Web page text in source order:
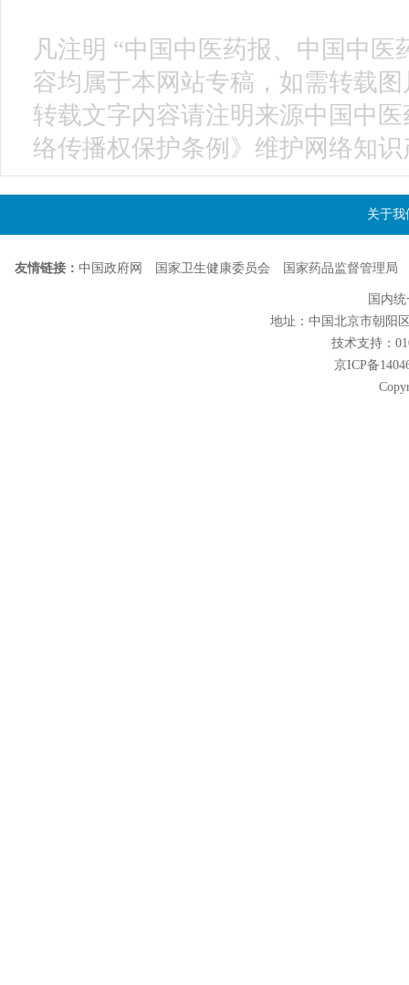
凡注明 “中国中医药报、中国中
容均属于本网站专稿，如需转载
转载文字内容请注明来源中国中
络传播权保护条例》维护网络知